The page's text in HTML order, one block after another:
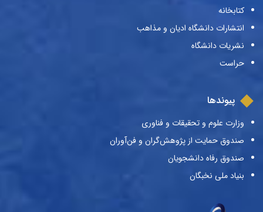
کتابخانه
انتشارات دانشگاه ادیان و مذاهب
نشریات دانشگاه
حراست
پیوندها
وزارت علوم و تحقیقات و فناوری
صندوق حمایت از پژوهش‌گران و فن‌آوران
صندوق رفاه دانشجویان
بنیاد ملی نخبگان